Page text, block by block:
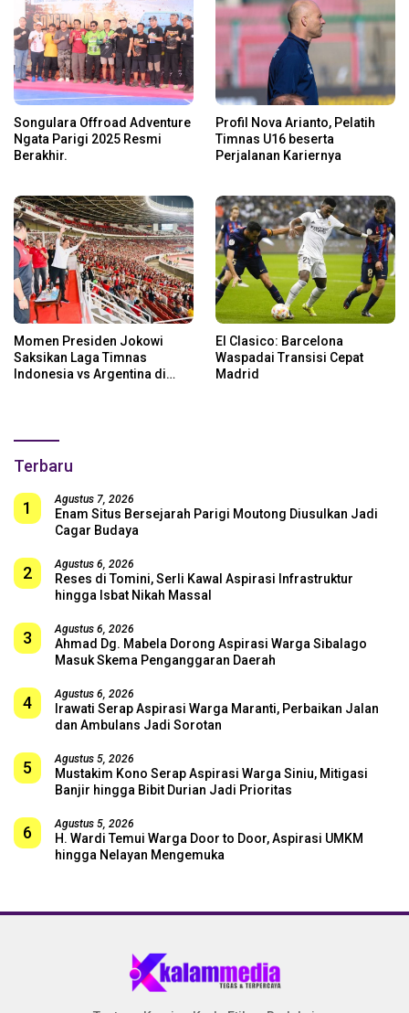
Songulara Offroad Adventure
Ngata Parigi 2025 Resmi
Berakhir.
Profil Nova Arianto, Pelatih
Timnas U16 beserta
Perjalanan Kariernya
Momen Presiden Jokowi
Saksikan Laga Timnas
Indonesia vs Argentina di
El Clasico: Barcelona
Waspadai Transisi Cepat
Madrid
Terbaru
1 Agustus 7, 2026
Enam Situs Bersejarah Parigi Moutong Diusulkan Jadi
Cagar Budaya
2 Agustus 6, 2026
Reses di Tomini, Serli Kawal Aspirasi Infrastruktur
hingga Isbat Nikah Massal
3 Agustus 6, 2026
Ahmad Dg. Mabela Dorong Aspirasi Warga Sibalago
Masuk Skema Penganggaran Daerah
4 Agustus 6, 2026
Irawati Serap Aspirasi Warga Maranti, Perbaikan Jalan
dan Ambulans Jadi Sorotan
5 Agustus 5, 2026
Mustakim Kono Serap Aspirasi Warga Siniu, Mitigasi
Banjir hingga Bibit Durian Jadi Prioritas
6 Agustus 5, 2026
H. Wardi Temui Warga Door to Door, Aspirasi UMKM
hingga Nelayan Mengemuka